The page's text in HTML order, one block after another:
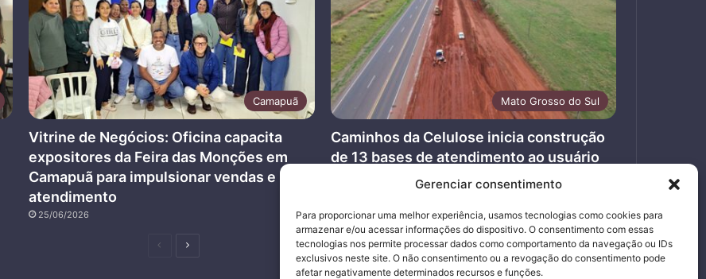
Gerenciar consentimento
Para proporcionar uma melhor experiência, usamos tecnologias como cookies para
armazenar e/ou acessar informações do dispositivo. O consentimento com essas
tecnologias nos permite processar dados como comportamento da navegação ou IDs
exclusivos neste site. O não consentimento ou a revogação do consentimento pode
afetar negativamente determinados recursos e funções.
Camapuã
Vitrine de Negócios: Oficina capacita
expositores da Feira das Monções em
Camapuã para impulsionar vendas e
atendimento
25/06/2026
PáginaPróxima
Mato Grosso do Sul
Caminhos da Celulose inicia construção
de 13 bases de atendimento ao usuário
nas rodovias concedidas em MS
Página
anterior
Próxima
página